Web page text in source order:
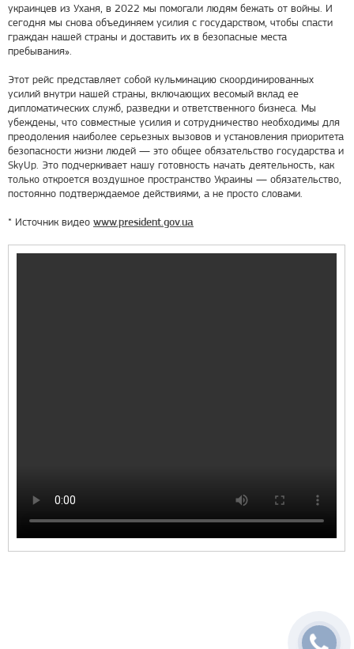
украинцев из Уханя, в 2022 мы помогали людям бежать от войны. И
сегодня мы снова объединяем усилия с государством, чтобы спасти
граждан нашей страны и доставить их в безопасные места
пребывания».
Этот рейс представляет собой кульминацию скоординированных
усилий внутри нашей страны, включающих весомый вклад ее
дипломатических служб, разведки и ответственного бизнеса. Мы
убеждены, что совместные усилия и сотрудничество необходимы для
преодоления наиболее серьезных вызовов и установления приоритета
безопасности жизни людей — это общее обязательство государства и
SkyUp. Это подчеркивает нашу готовность начать деятельность, как
только откроется воздушное пространство Украины — обязательство,
постоянно подтверждаемое действиями, а не просто словами.
* Источник видео www.president.gov.ua